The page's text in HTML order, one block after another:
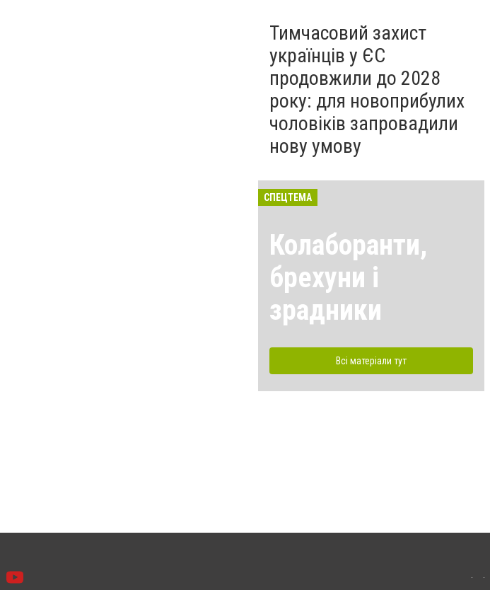
Тимчасовий захист
українців у ЄС
продовжили до 2028
року: для новоприбулих
чоловіків запровадили
нову умову
СПЕЦТЕМА
Колаборанти,
брехуни і
зрадники
Всі матеріали тут